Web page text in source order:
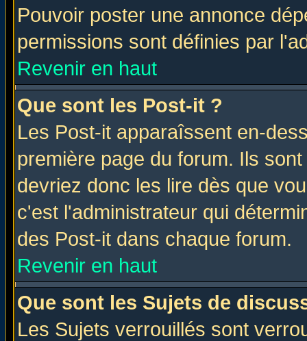
Pouvoir poster une annonce
permissions sont définies par
Revenir en haut
Que sont les Post-it ?
Les Post-it apparaîssent en-
première page du forum. Ils
devriez donc les lire dès que
c'est l'administrateur qui
des Post-it dans chaque forum.
Revenir en haut
Que sont les Sujets de
Les Sujets verrouillés sont